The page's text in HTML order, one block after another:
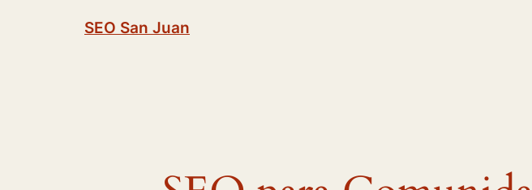
SEO San Juan